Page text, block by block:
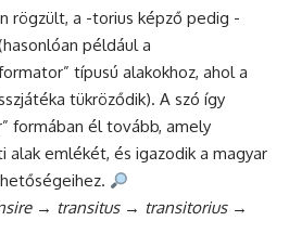
rögzült, a -torius képző pedig -
például a
típusú alakokhoz, ahol a
tükröződik). A szó így
formában él tovább, amely
alak emlékét, és igazodik a magyar
→ transitus→ transitorius→